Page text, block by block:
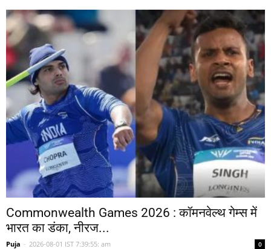
Commonwealth Games 2026 : कॉमनवेल्थ गेम्स में
भारत का डंका, नीरज...
Puja - 2026-08-01 IST 7:39:55: am 0